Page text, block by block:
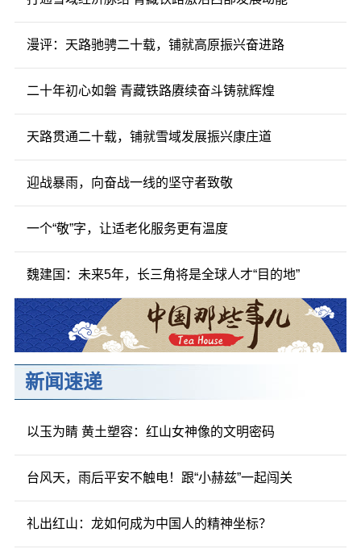
漫评：天路驰骋二十载，铺就高原振兴奋进路
二十年初心如磐 青藏铁路赓续奋斗铸就辉煌
天路贯通二十载，铺就雪域发展振兴康庄道
迎战暴雨，向奋战一线的坚守者致敬
一个“敬”字，让适老化服务更有温度
魏建国：未来5年，长三角将是全球人才“目的地”
新闻速递
以玉为睛 黄土塑容：红山女神像的文明密码
台风天，雨后平安不触电！跟“小赫兹”一起闯关
礼出红山：龙如何成为中国人的精神坐标？